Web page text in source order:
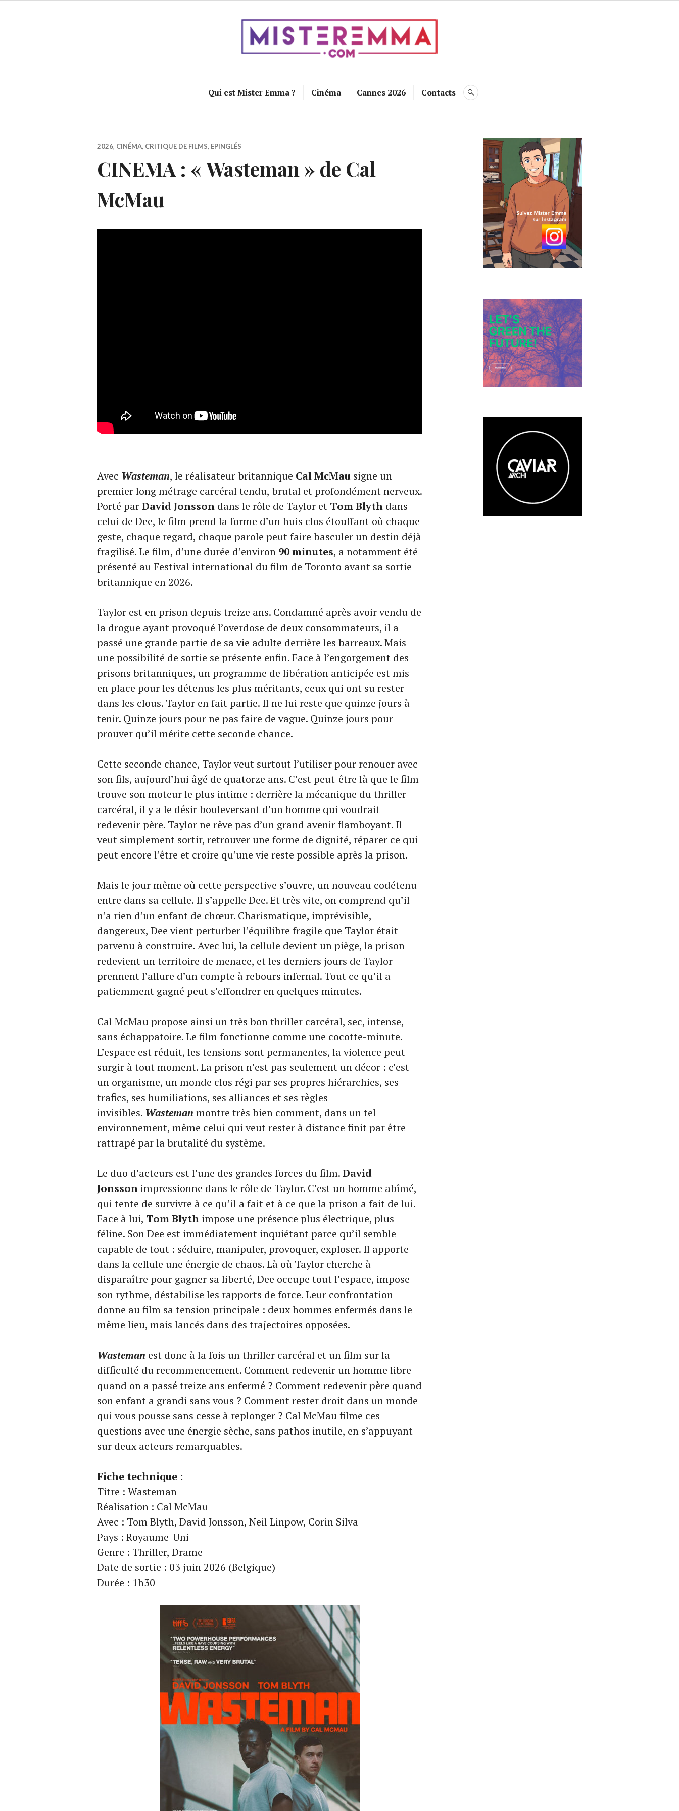
Qui est Mister Emma ? Cinéma Cannes 2026 Contacts RECHERCHE
2026, CINÉMA, CRITIQUE DE FILMS, EPINGLÉS
CINEMA : « Wasteman » de Cal
McMau
Avec Wasteman, le réalisateur britannique Cal McMau signe un
premier long métrage carcéral tendu, brutal et profondément nerveux.
Porté parDavid Jonsson dans le rôle de Taylor et Tom Blyth dans
celui de Dee, le film prend la forme d’un huis clos étouffant où chaque
geste, chaque regard, chaque parole peut faire basculer un destin déjà
fragilisé. Le film, d’une durée d’environ 90 minutes, a notamment été
présenté au Festival international du film de Toronto avant sa sortie
britannique en 2026.
Taylor est en prison depuis treize ans. Condamné après avoir vendu de
la drogue ayant provoqué l’overdose de deux consommateurs, il a
passé une grande partie de sa vie adulte derrière les barreaux. Mais
une possibilité de sortie se présente enfin. Face à l’engorgement des
prisons britanniques, un programme de libération anticipée est mis
en place pour les détenus les plus méritants, ceux qui ont su rester
dans les clous. Taylor en fait partie. Il ne lui reste que quinze jours à
tenir. Quinze jours pour ne pas faire de vague. Quinze jours pour
prouver qu’il mérite cette seconde chance.
Cette seconde chance, Taylor veut surtout l’utiliser pour renouer avec
son fils, aujourd’hui âgé de quatorze ans. C’est peut-être là que le film
trouve son moteur le plus intime : derrière la mécanique du thriller
carcéral, il y a le désir bouleversant d’un homme qui voudrait
redevenir père. Taylor ne rêve pas d’un grand avenir flamboyant. Il
veut simplement sortir, retrouver une forme de dignité, réparer ce qui
peut encore l’être et croire qu’une vie reste possible après la prison.
Mais le jour même où cette perspective s’ouvre, un nouveau codétenu
entre dans sa cellule. Il s’appelle Dee. Et très vite, on comprend qu’il
n’a rien d’un enfant de chœur. Charismatique, imprévisible,
dangereux, Dee vient perturber l’équilibre fragile que Taylor était
parvenu à construire. Avec lui, la cellule devient un piège, la prison
redevient un territoire de menace, et les derniers jours de Taylor
prennent l’allure d’un compte à rebours infernal. Tout ce qu’il a
patiemment gagné peut s’effondrer en quelques minutes.
Cal McMau propose ainsi un très bon thriller carcéral, sec, intense,
sans échappatoire. Le film fonctionne comme une cocotte-minute.
L’espace est réduit, les tensions sont permanentes, la violence peut
surgir à tout moment. La prison n’est pas seulement un décor : c’est
un organisme, un monde clos régi par ses propres hiérarchies, ses
trafics, ses humiliations, ses alliances et ses règles
invisibles. Wasteman montre très bien comment, dans un tel
environnement, même celui qui veut rester à distance finit par être
rattrapé par la brutalité du système.
Le duo d’acteurs est l’une des grandes forces du film.David
Jonsson impressionne dans le rôle de Taylor. C’est un homme abîmé,
qui tente de survivre à ce qu’il a fait et à ce que la prison a fait de lui.
Face à lui, Tom Blyth impose une présence plus électrique, plus
féline. Son Dee est immédiatement inquiétant parce qu’il semble
capable de tout : séduire, manipuler, provoquer, exploser. Il apporte
dans la cellule une énergie de chaos. Là où Taylor cherche à
disparaître pour gagner sa liberté, Dee occupe tout l’espace, impose
son rythme, déstabilise les rapports de force. Leur confrontation
donne au film sa tension principale : deux hommes enfermés dans le
même lieu, mais lancés dans des trajectoires opposées.
Wasteman est donc à la fois un thriller carcéral et un film sur la
difficulté du recommencement. Comment redevenir un homme libre
quand on a passé treize ans enfermé ? Comment redevenir père quand
son enfant a grandi sans vous ? Comment rester droit dans un monde
qui vous pousse sans cesse à replonger ? Cal McMau filme ces
questions avec une énergie sèche, sans pathos inutile, en s’appuyant
sur deux acteurs remarquables.
Fiche technique :
Titre : Wasteman
Réalisation : Cal McMau
Avec : Tom Blyth, David Jonsson, Neil Linpow, Corin Silva
Pays : Royaume-Uni
Genre : Thriller, Drame
Date de sortie : 03 juin 2026 (Belgique)
Durée : 1h30